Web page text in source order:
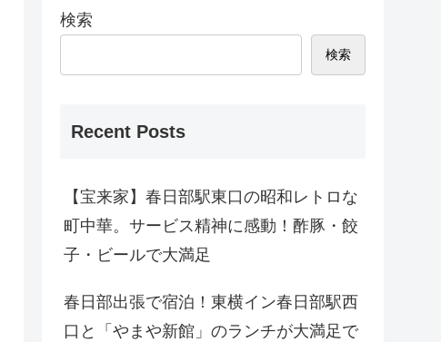
検索
検索
Recent Posts
【宝来家】春日部駅東口の昭和レトロな
町中華。サービス精神に感動！酢豚・餃
子・ビールで大満足
春日部出張で宿泊！東横イン春日部駅西
口と「やまや新館」のランチが大満足で